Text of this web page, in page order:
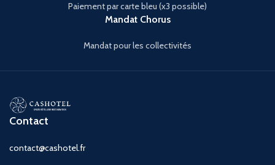
Paiement par carte bleu (x3 possible)
Mandat Chorus
Mandat pour les collectivités
Contact
contact@cashotel.fr